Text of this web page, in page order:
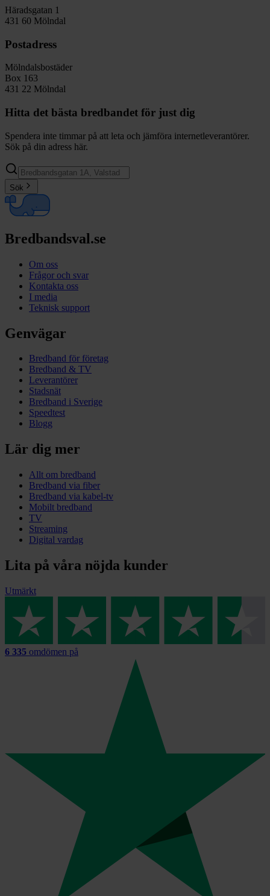
Häradsgatan 1
431 60 Mölndal
Postadress
Mölndalsbostäder
Box 163
431 22 Mölndal
Hitta det bästa bredbandet för just dig
Spendera inte timmar på att leta och jämföra internetleverantörer.
Sök på din adress här.
Sök
Bredbandsval.se
Om oss
Frågor och svar
Kontakta oss
I media
Teknisk support
Genvägar
Bredband för företag
Bredband & TV
Leverantörer
Stadsnät
Bredband i Sverige
Speedtest
Blogg
Lär dig mer
Allt om bredband
Bredband via fiber
Bredband via kabel-tv
Mobilt bredband
TV
Streaming
Digital vardag
Lita på våra nöjda kunder
Utmärkt
6 335 omdömen på